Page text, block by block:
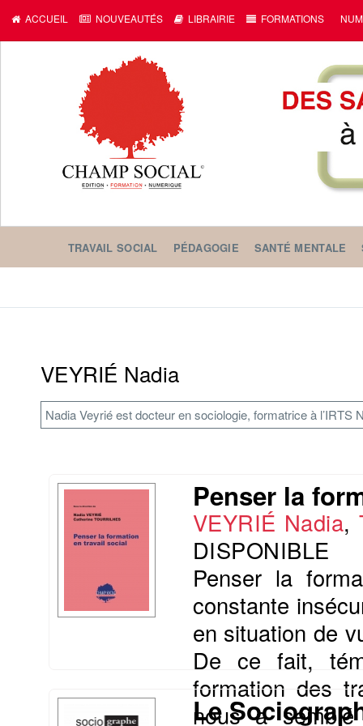
ACCUEIL NOUVEAUTÉS LIBRAIRIE FORMATIONS
TRAVAIL SOCIAL PÉDAGOGIE SANTÉ MENTALE
VEYRIÉ Nadia
Nadia Veyrié est docteur en sociologie, formatrice à
Penser la
VEYRIÉ Nadia,
DISPONIBLE
Penser la
constante
en situation de
De ce fait,
formation des
nous a semblé
Le